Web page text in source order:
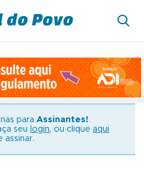
para Assinantes!
seu
login, ou clique aqui
assinar.